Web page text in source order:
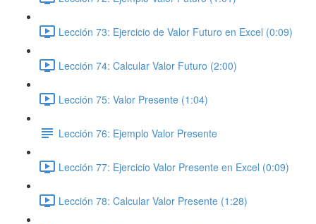
Lección 73: Ejercicio de Valor Futuro en Excel (0:09)
Lección 74: Calcular Valor Futuro (2:00)
Lección 75: Valor Presente (1:04)
Lección 76: Ejemplo Valor Presente
Lección 77: Ejercicio Valor Presente en Excel (0:09)
Lección 78: Calcular Valor Presente (1:28)